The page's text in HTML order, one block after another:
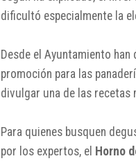
dificultó especialmente la
Desde el Ayuntamiento
promoción para las
divulgar una de las recetas
Para quienes busquen
por los expertos, el Horno